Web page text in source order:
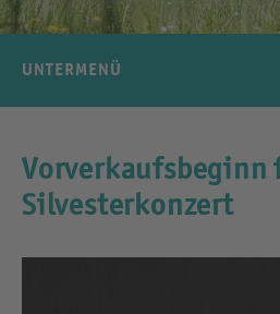
UNTERMENÜ
Vorverkaufsbeginn
Silvesterkonzert